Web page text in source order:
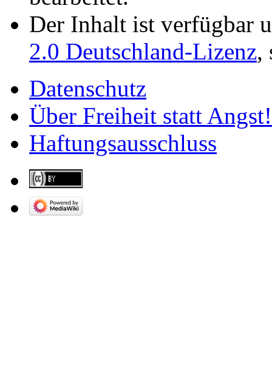
Der Inhalt ist verfügbar
2.0 Deutschland-Lizenz,
Datenschutz
Über Freiheit statt Angst!
Haftungsausschluss